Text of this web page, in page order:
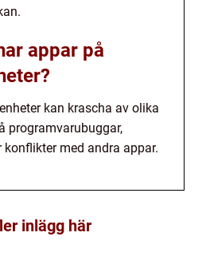
appar på
kan krascha av olika
programvarubuggar,
med andra appar.
inlägg här